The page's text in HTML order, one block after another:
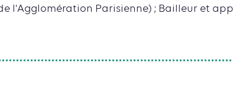
l'Agglomération Parisienne) ; Bailleur et